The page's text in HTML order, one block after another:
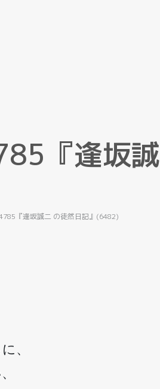
85 『逢坂誠
『逢坂誠二 の徒然日記』(6482)
、